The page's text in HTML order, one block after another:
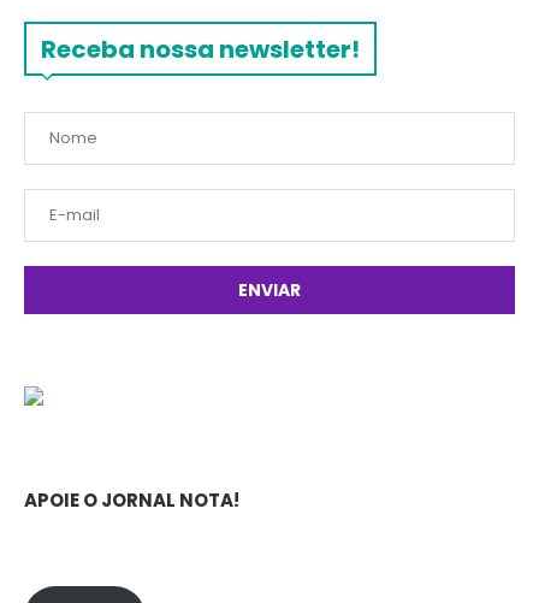
Receba nossa newsletter!
APOIE O JORNAL NOTA!